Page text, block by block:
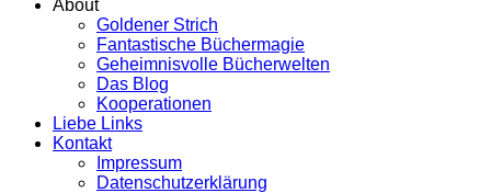
About
Goldener Strich
Fantastische Büchermagie
Geheimnisvolle Bücherwelten
Das Blog
Kooperationen
Liebe Links
Kontakt
Impressum
Datenschutzerklärung